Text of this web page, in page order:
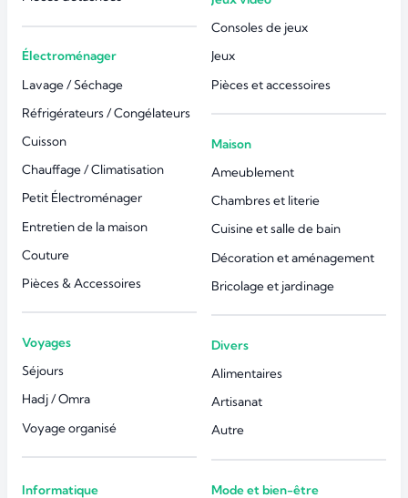
Électroménager
Lavage / Séchage
Réfrigérateurs / Congélateurs
Cuisson
Chauffage / Climatisation
Petit Électroménager
Entretien de la maison
Couture
Pièces & Accessoires
Voyages
Séjours
Hadj / Omra
Voyage organisé
Consoles de jeux
Jeux
Pièces et accessoires
Maison
Ameublement
Chambres et literie
Cuisine et salle de bain
Décoration et aménagement
Bricolage et jardinage
Divers
Alimentaires
Artisanat
Autre
Informatique
Mode et bien-être